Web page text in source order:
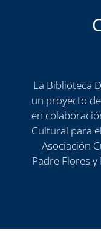
La Biblioteca
un proyecto
en
Cultural para
Asociación
Padre Flores